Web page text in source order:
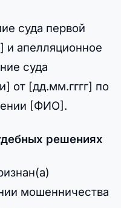
суда первой
и апелляционное
суда
от [дд.мм.гггг] по
[ФИО].
решениях
мошенничества